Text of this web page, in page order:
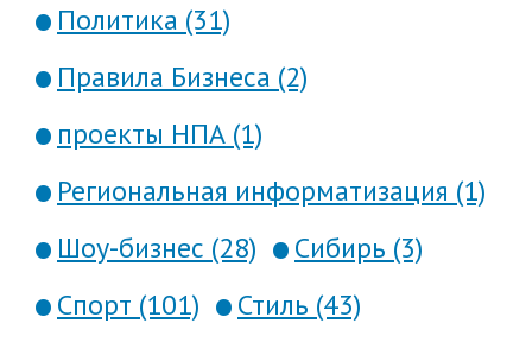
Политика (31)
Правила Бизнеса (2)
проекты НПА (1)
Региональная информатизация (1)
Шоу-бизнес (28)
Сибирь (3)
Спорт (101)
Стиль (43)